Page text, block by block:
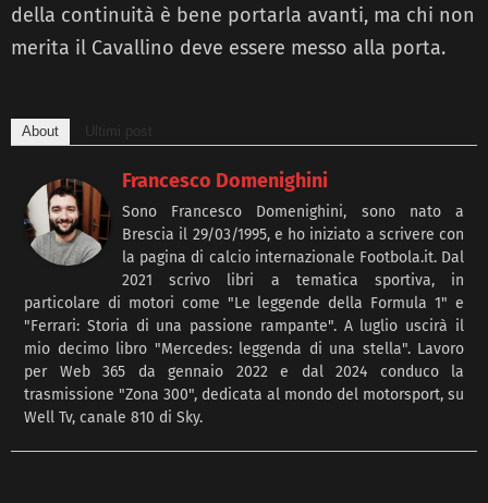
della continuità è bene portarla avanti, ma chi non
merita il Cavallino deve essere messo alla porta.
About Ultimi post
Francesco Domenighini
Sono Francesco Domenighini, sono nato a
Brescia il 29/03/1995, e ho iniziato a scrivere con
la pagina di calcio internazionale Footbola.it. Dal
2021 scrivo libri a tematica sportiva, in
particolare di motori come "Le leggende della Formula 1" e
"Ferrari: Storia di una passione rampante". A luglio uscirà il
mio decimo libro "Mercedes: leggenda di una stella". Lavoro
per Web 365 da gennaio 2022 e dal 2024 conduco la
trasmissione "Zona 300", dedicata al mondo del motorsport, su
Well Tv, canale 810 di Sky.